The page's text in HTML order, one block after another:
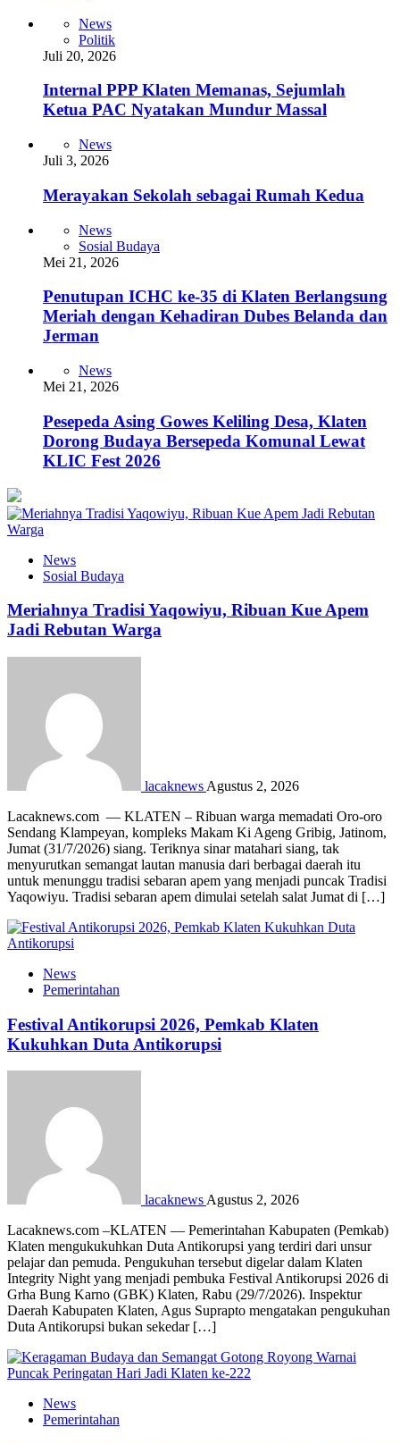
News
Politik
Juli 20, 2026
Internal PPP Klaten Memanas, Sejumlah
Ketua PAC Nyatakan Mundur Massal
News
Juli 3, 2026
Merayakan Sekolah sebagai Rumah Kedua
News
Sosial Budaya
Mei 21, 2026
Penutupan ICHC ke-35 di Klaten Berlangsung
Meriah dengan Kehadiran Dubes Belanda dan
Jerman
News
Mei 21, 2026
Pesepeda Asing Gowes Keliling Desa, Klaten
Dorong Budaya Bersepeda Komunal Lewat
KLIC Fest 2026
News
Sosial Budaya
Meriahnya Tradisi Yaqowiyu, Ribuan Kue Apem
Jadi Rebutan Warga
lacaknews Agustus 2, 2026
Lacaknews.com — KLATEN – Ribuan warga memadati Oro-oro
Sendang Klampeyan, kompleks Makam Ki Ageng Gribig, Jatinom,
Jumat (31/7/2026) siang. Teriknya sinar matahari siang, tak
menyurutkan semangat lautan manusia dari berbagai daerah itu
untuk menunggu tradisi sebaran apem yang menjadi puncak Tradisi
Yaqowiyu. Tradisi sebaran apem dimulai setelah salat Jumat di […]
News
Pemerintahan
Festival Antikorupsi 2026, Pemkab Klaten
Kukuhkan Duta Antikorupsi
lacaknews Agustus 2, 2026
Lacaknews.com –KLATEN — Pemerintahan Kabupaten (Pemkab)
Klaten mengukukuhkan Duta Antikorupsi yang terdiri dari unsur
pelajar dan pemuda. Pengukuhan tersebut digelar dalam Klaten
Integrity Night yang menjadi pembuka Festival Antikorupsi 2026 di
Grha Bung Karno (GBK) Klaten, Rabu (29/7/2026). Inspektur
Daerah Kabupaten Klaten, Agus Suprapto mengatakan pengukuhan
Duta Antikorupsi bukan sekedar […]
News
Pemerintahan